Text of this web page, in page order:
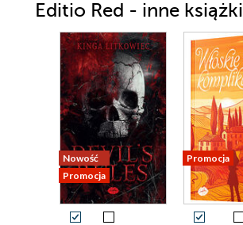
Rozdział 10. Złota rybka
Rozdział 12. Różowy zawrót głowy
Rozdział 13. Słodka, mała tajemnica
Rozdział 14. Domek na plaży
Rozdział 15. Magiczne słowa
Rozdział 16. Dziewczyna Bonda
Rozdział 17. Piekielnie gorąca kolacja
Rozdział 18. Strach ma wielkie oczy
Rozdział 19. Sylwester w sierpniu
Rozdział 20. Złodziej
Editio Red - inne książki
Nowość
Promocja
Promocja